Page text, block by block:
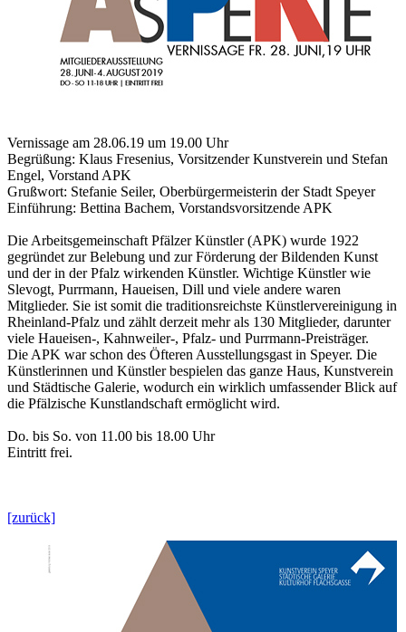
Vernissage am 28.06.19 um 19.00 Uhr
Begrüßung: Klaus Fresenius, Vorsitzender Kunstverein und Stefan
Engel, Vorstand APK
Grußwort: Stefanie Seiler, Oberbürgermeisterin der Stadt Speyer
Einführung: Bettina Bachem, Vorstandsvorsitzende APK
Die Arbeitsgemeinschaft Pfälzer Künstler (APK) wurde 1922
gegründet zur Belebung und zur Förderung der Bildenden Kunst
und der in der Pfalz wirkenden Künstler. Wichtige Künstler wie
Slevogt, Purrmann, Haueisen, Dill und viele andere waren
Mitglieder. Sie ist somit die traditionsreichste Künstlervereinigung in
Rheinland-Pfalz und zählt derzeit mehr als 130 Mitglieder, darunter
viele Haueisen-, Kahnweiler-, Pfalz- und Purrmann-Preisträger.
Die APK war schon des Öfteren Ausstellungsgast in Speyer. Die
Künstlerinnen und Künstler bespielen das ganze Haus, Kunstverein
und Städtische Galerie, wodurch ein wirklich umfassender Blick auf
die Pfälzische Kunstlandschaft ermöglicht wird.
Do. bis So. von 11.00 bis 18.00 Uhr
Eintritt frei.
[zurück]